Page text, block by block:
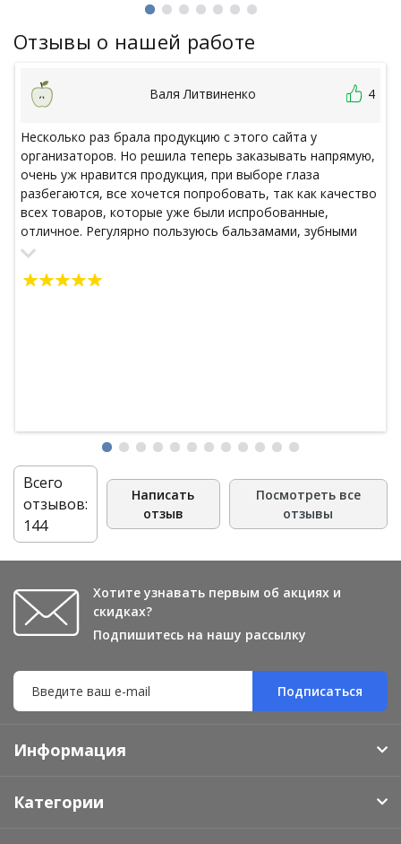
Отзывы о нашей работе
Валя Литвиненко 4
Несколько раз брала продукцию с этого сайта у
организаторов. Но решила теперь заказывать напрямую,
очень уж нравится продукция, при выборе глаза
разбегаются, все хочется попробовать, так как качество
всех товаров, которые уже были испробованные,
отличное. Регулярно пользуюсь бальзамами, зубными
пастами и другими косметическими средствами. Всем
Всего
отзывов:
144
Написать
отзыв
Посмотреть все
отзывы
Хотите узнавать первым об акциях и
скидках?
Подпишитесь на нашу рассылку
Подписаться
Информация
Категории